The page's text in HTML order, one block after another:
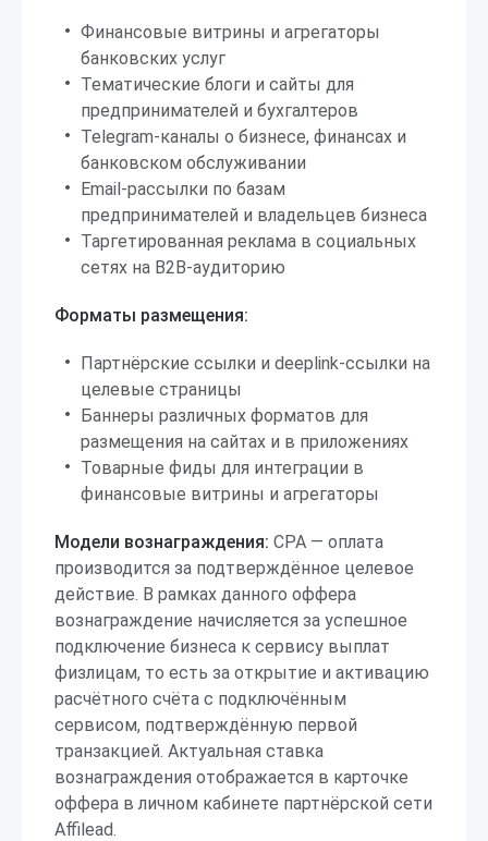
Финансовые витрины и агрегаторы
банковских услуг
Тематические блоги и сайты для
предпринимателей и бухгалтеров
Telegram-каналы о бизнесе, финансах и
банковском обслуживании
Email-рассылки по базам
предпринимателей и владельцев бизнеса
Таргетированная реклама в социальных
сетях на B2B-аудиторию
Форматы размещения:
Партнёрские ссылки и deeplink-ссылки на
целевые страницы
Баннеры различных форматов для
размещения на сайтах и в приложениях
Товарные фиды для интеграции в
финансовые витрины и агрегаторы
Модели вознаграждения: CPA — оплата
производится за подтверждённое целевое
действие. В рамках данного оффера
вознаграждение начисляется за успешное
подключение бизнеса к сервису выплат
физлицам, то есть за открытие и активацию
расчётного счёта с подключённым
сервисом, подтверждённую первой
транзакцией. Актуальная ставка
вознаграждения отображается в карточке
оффера в личном кабинете партнёрской сети
Affilead.